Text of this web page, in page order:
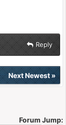
Reply
Next Newest»
Forum Jump: